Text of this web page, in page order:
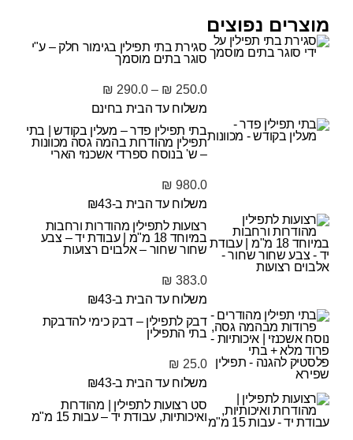
מוצרים נפוצים
סגירת בתי תפילין בגימור חלק – ע"י
סוגר בתים מוסמך
250.0
₪
–
290.0
₪
משלוח עד הבית בחינם
בתי תפילין פדר – מעלין בקודש | בתי
תפילין מהודרות בהמה גסה מכוונות
– ש' בנוסח ספרדי אשכנזי הארי
980.0
₪
משלוח עד הבית ב-₪43
רצועות לתפילין מהודרות ורחבות
במיוחד 18 מ"מ | עבודת יד – צבע
שחור שחור – אלבוים רצועות
383.0
₪
משלוח עד הבית ב-₪43
דבק לתפילין – דבק כימי להדבקת
בתי התפילין
25.0
₪
משלוח עד הבית ב-₪43
סט רצועות לתפילין | מהודרות
ואיכותיות, עבודת יד – עבות 15 מ"מ